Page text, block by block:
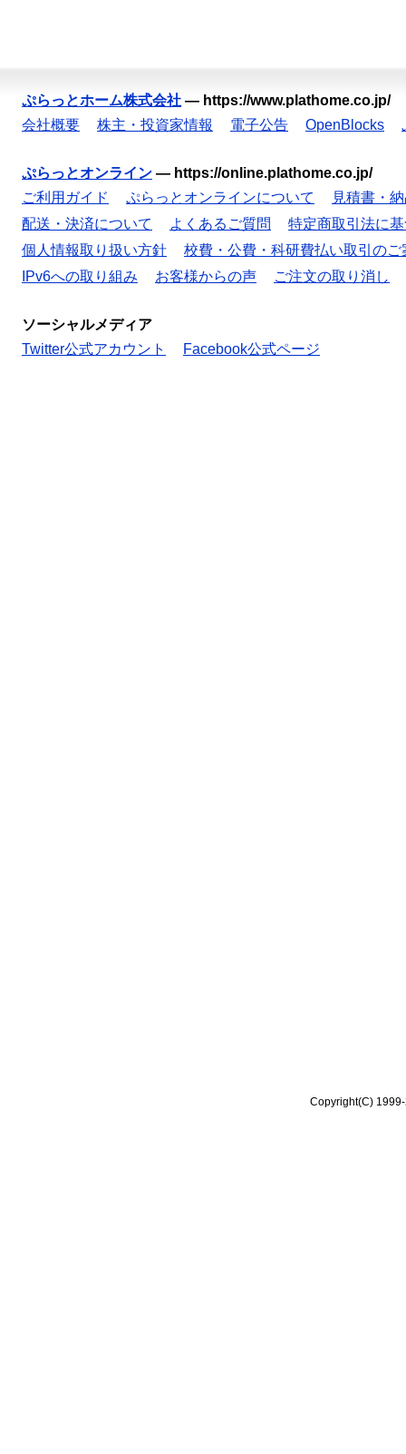
ぷらっとホーム株式会社 — https://www.plathome.co.jp/
会社概要
株主・投資家情報 電子公告 OpenBlocks
ぷらっとオンライン — https://online.plathome.co.jp/
ご利用ガイド
ぷらっとオンラインについて
見積書・
配送・決済について
よくあるご質問
特定商取引法に
個人情報取り扱い方針
校費・公費・科研費払い取引のご
IPv6への取り組み
お客様からの声 ご注文の取り消し
ソーシャルメディア
Twitter公式アカウント
Facebook公式ページ
Copyright(C)